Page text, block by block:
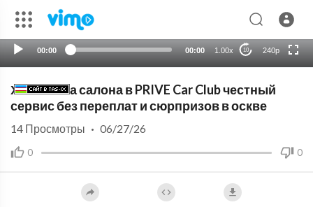
00:00 00:00 1.00x 10 240p
HD
Химчистка салона в PRIVE Car Club честный
сервис без переплат и сюрпризов в оскве
0 0
14 Просмотры · 06/27/26